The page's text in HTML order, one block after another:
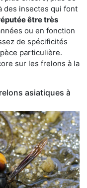
des insectes qui font
être très
ou en fonction
de spécificités
particulière.
sur les frelons à la
asiatiques à